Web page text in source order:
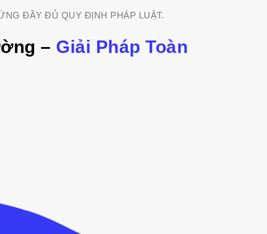
ĐẦY ĐỦ QUY ĐỊNH PHÁP LUẬT.
– Giải Pháp Toàn